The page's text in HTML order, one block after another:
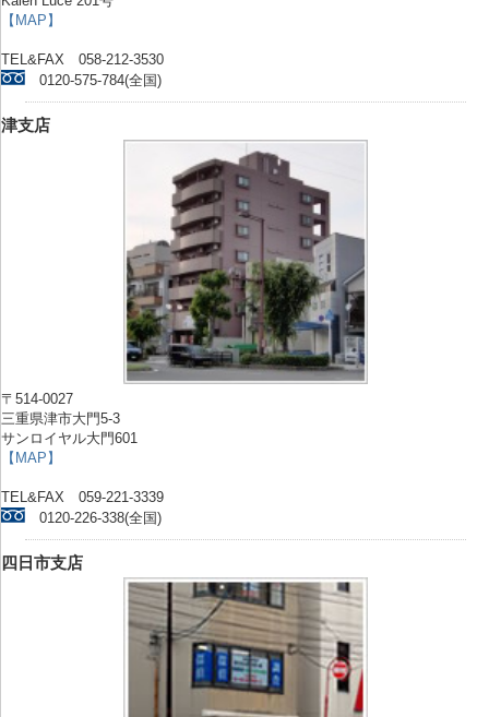
【MAP】
TEL&FAX 058-212-3530
0120-575-784(全国)
津支店
〒514-0027
三重県津市大門5-3
サンロイヤル大門601
【MAP】
TEL&FAX 059-221-3339
0120-226-338(全国)
四日市支店